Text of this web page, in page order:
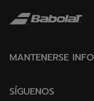
MANTENERSE
SÍGUENOS